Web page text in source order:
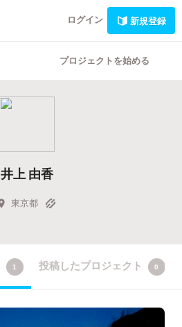
ログイン 新規登録
プロジェクトを始める
井上 由香
東京都
1 投稿したプロジェクト 0